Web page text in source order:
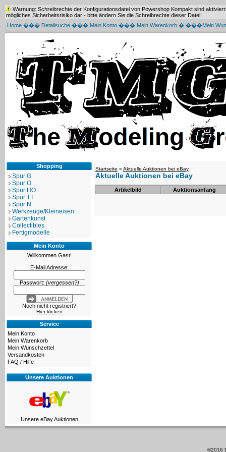
Warnung: Schreibrechte der Konfigurationsdatei von Powershop Kompakt sind
mögliches Sicherheitsrisiko dar - bitte ändern Sie die Schreibrechte dieser Datei!
Home ��� Detailsuche ��� Mein Konto ��� Mein Warenkorb � ���Mein
Shopping
Spur G
Spur O
Spur HO
Spur TT
Spur N
Werkzeuge/Kleineisen
Gartenkunst
Collectibles
Fertigmodelle
Mein Konto
Willkommen Gast!
E-Mail Adresse:
Passwort: (vergessen?)
Noch nicht registriert?
Hier klicken
Service
Mein Konto
Mein Warenkorb
Mein Wunschzettel
Versandkosten
FAQ / Hilfe
Unsere Auktionen
Unsere eBay Auktionen
Startseite » Aktuelle Auktionen bei eBay
Aktuelle Auktionen bei eBay
Artikelbild Auktionsanfang
©2016